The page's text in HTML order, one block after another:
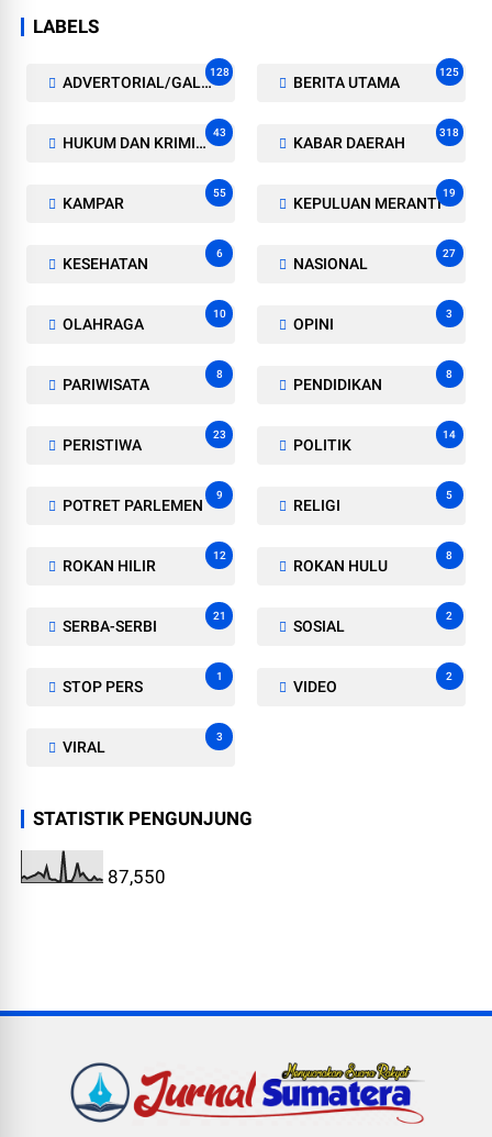
LABELS
ADVERTORIAL/GALERI
128
BERITA UTAMA
125
HUKUM DAN KRIMINAL
43
KABAR DAERAH
318
KAMPAR
55
KEPULUAN MERANTI
19
KESEHATAN
6
NASIONAL
27
OLAHRAGA
10
OPINI
3
PARIWISATA
8
PENDIDIKAN
8
PERISTIWA
23
POLITIK
14
POTRET PARLEMEN
9
RELIGI
5
ROKAN HILIR
12
ROKAN HULU
8
SERBA-SERBI
21
SOSIAL
2
STOP PERS
1
VIDEO
2
VIRAL
3
STATISTIK PENGUNJUNG
87,550